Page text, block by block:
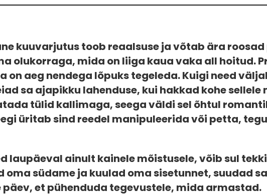
kuuvarjutus toob reaalsuse ja võtab ära
olukorraga, mida on liiga kaua vaka all hoitud.
on aeg nendega lõpuks tegeleda. Kuigi need
sa ajapikku lahenduse, kui hakkad kohe
tülid kallimaga, seega väldi sel õhtul
üritab sind reedel manipuleerida või petta,
laupäeval ainult kainele mõistusele, võib sul
oma südame ja kuulad oma sisetunnet, suudad
et pühenduda tegevustele, mida armastad.